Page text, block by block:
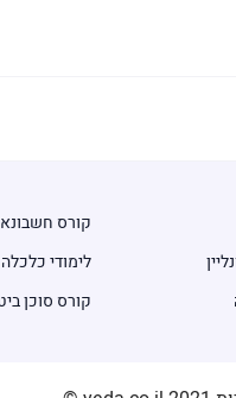
קורס
לימודי כלכלה
קורס סוכן